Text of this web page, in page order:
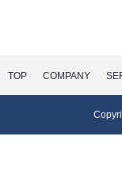
TOP COMPANY